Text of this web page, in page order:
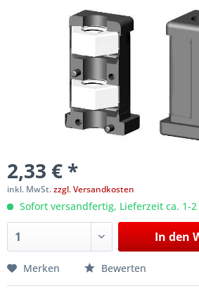
2,33 € *
inkl. MwSt.zzgl. Versandkosten
Sofort versandfertig, Lieferzeit ca. 1-
In den
Merken Bewerten